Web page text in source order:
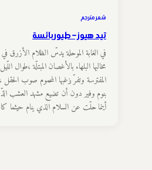
شعر مترجم
تيد هيوز – طيور بائسة
في الغابة الموحلة يدسّ الظلام الأزرق
مخالبها البلهاء بالأغصان المبتلّة ،طوال
المفترسة وتفرّ بزغبها المحموم صوب
بنوم وفير دون أن تضيع مشهد العشب
أينما حلّت عن السلام الذي ينام حيثما